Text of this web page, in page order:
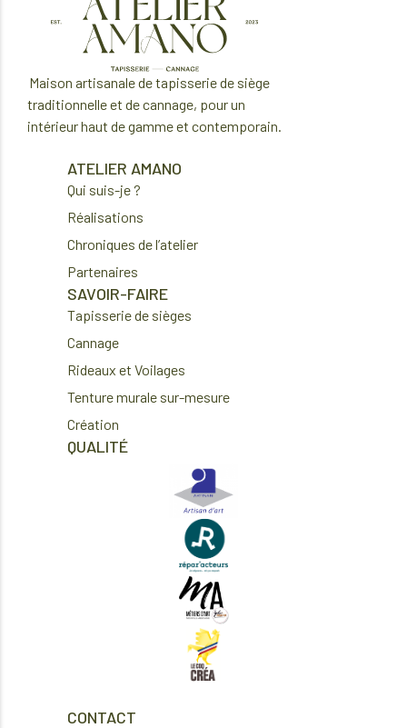
Maison artisanale de tapisserie de siège
traditionnelleet de cannage, pour un
intérieur haut de gamme et contemporain.
ATELIER AMANO
Qui suis-je ?
Réalisations
Chroniques de l’atelier
Partenaires
SAVOIR-FAIRE
Tapisserie de sièges
Cannage
Rideaux et Voilages
Tenture murale sur-mesure
Création
QUALITÉ
CONTACT